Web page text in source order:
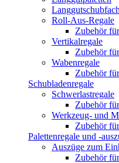
Roll-Aus-Regale
Zubehör
Vertikalregale
Zubehör
Wabenregale
Zubehör
Schubladenregale
Schwerlastregale
Zubehör
Werkzeug- und
Zubehör
Palettenregale und -
Auszüge zum
Zubehör